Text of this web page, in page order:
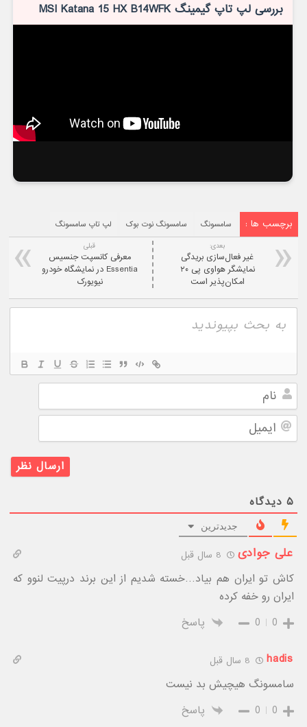
بررسی لپ تاپ گیمینگ MSI Katana 15 HX B14WFK
برچسب ها : سامسونگ سامسونگ نوت بوک لپ تاپ سامسونگ
قبلی
معرفی کانسپت جنسیس
Essentia در نمایشگاه خودرو
نیویورک
بعدی:
غیر فعال‌سازی بریدگی
نمایشگر هواوی پی ۲۰
امکان‌پذیر است
ایمیل
۵ دیدگاه
جدیدترین
علی جوادی 8 سال قبل
کاش تو ایران هم بیاد…خسته شدیم از این برند درپیت لنوو که
ایران رو خفه کرده
0
0 پاسخ
hadis
سامسونگ هیچیش بد نیست
0
0 پاسخ